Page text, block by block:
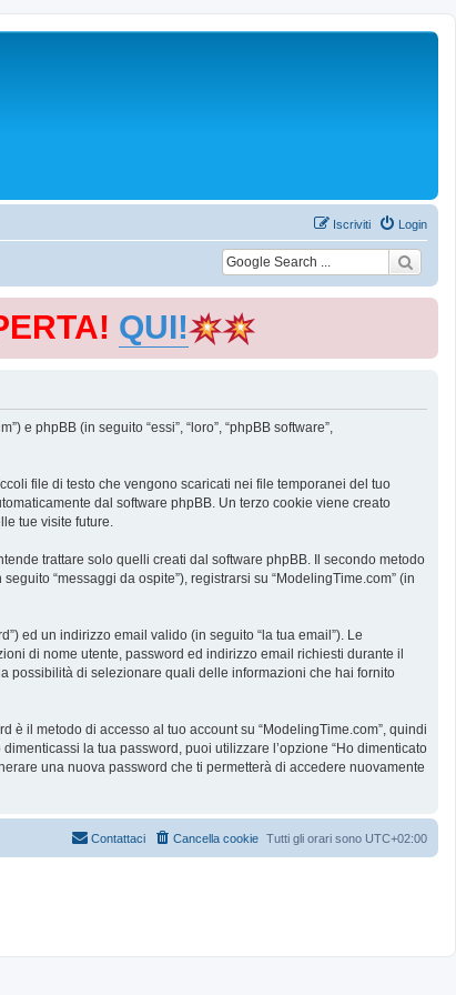
Login
Iscriviti
QUI!
e phpBB (in seguito “essi”, “loro”, “phpBB software”,
file di testo che vengono scaricati nei file temporanei del tuo
dal software phpBB. Un terzo cookie viene creato
tue visite future.
trattare solo quelli creati dal software phpBB. Il secondo metodo
“messaggi da ospite”), registrarsi su “ModelingTime.com” (in
ed un indirizzo email valido (in seguito “la tua email”). Le
di nome utente, password ed indirizzo email richiesti durante il
possibilità di selezionare quali delle informazioni che hai fornito
il metodo di accesso al tuo account su “ModelingTime.com”, quindi
la tua password, puoi utilizzare l’opzione “Ho dimenticato
una nuova password che ti permetterà di accedere nuovamente
Tutti gli orari sono UTC+02:00
Cancella cookie
Contattaci